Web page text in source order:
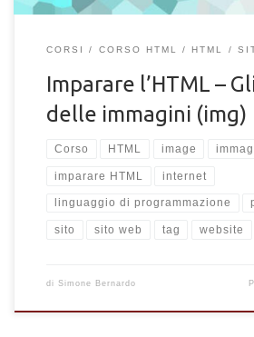
CORSI CORSO HTML HTML
Imparare l’HTML –
delle immagini (img)
Corso HTML image
imparare HTML internet
linguaggio di programmazione
sito sito web tag website
di Simone Bernardo